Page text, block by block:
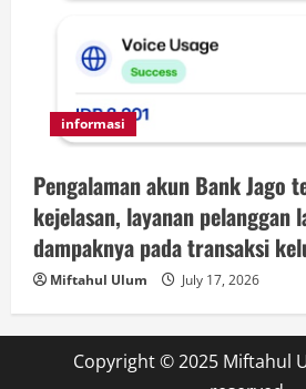
informasi
Pengalaman akun Bank Jago
kejelasan, layanan pelanggan
dampaknya pada transaksi
Miftahul Ulum July 17, 2026
Copyright © 2025 Miftahul